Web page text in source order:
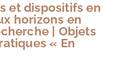
et dispositifs en
horizons en
| Objets
« En